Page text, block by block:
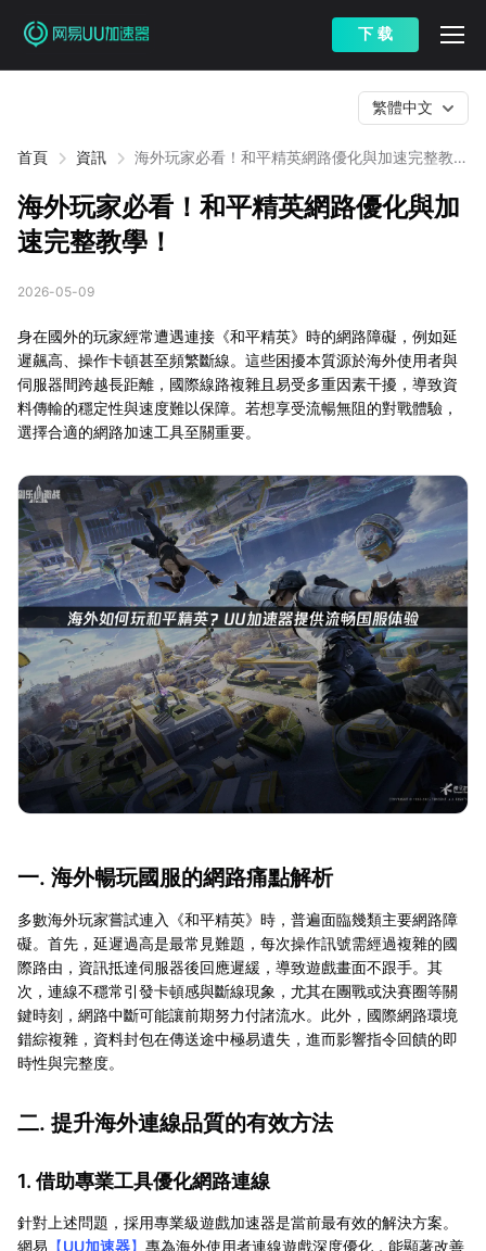
下 载
首頁 資訊
海外玩家必看！和平精英網路優化與加速完整教
繁體中文
海外玩家必看！和平精英網路優化與加
速完整教學！
2026-05-09
身在國外的玩家經常遭遇連接《和平精英》時的網路障礙，例如延
遲飆高、操作卡頓甚至頻繁斷線。這些困擾本質源於海外使用者與
伺服器間跨越長距離，國際線路複雜且易受多重因素干擾，導致資
料傳輸的穩定性與速度難以保障。若想享受流暢無阻的對戰體驗，
選擇合適的網路加速工具至關重要。
一. 海外暢玩國服的網路痛點解析
多數海外玩家嘗試連入《和平精英》時，普遍面臨幾類主要網路障
礙。首先，延遲過高是最常見難題，每次操作訊號需經過複雜的國
際路由，資訊抵達伺服器後回應遲緩，導致遊戲畫面不跟手。其
次，連線不穩常引發卡頓感與斷線現象，尤其在團戰或決賽圈等關
鍵時刻，網路中斷可能讓前期努力付諸流水。此外，國際網路環境
錯綜複雜，資料封包在傳送途中極易遺失，進而影響指令回饋的即
時性與完整度。
二. 提升海外連線品質的有效方法
1. 借助專業工具優化網路連線
針對上述問題，採用專業級遊戲加速器是當前最有效的解決方案。
網易 【UU加速器】 專為海外使用者連線遊戲深度優化，能顯著改善